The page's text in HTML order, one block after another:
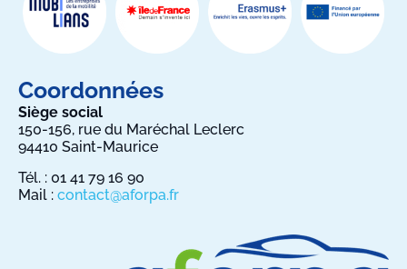
Coordonnées
Siège social
150-156, rue du Maréchal Leclerc
94410 Saint-Maurice
Tél. : 01 41 79 16 90
Mail : contact@aforpa.fr